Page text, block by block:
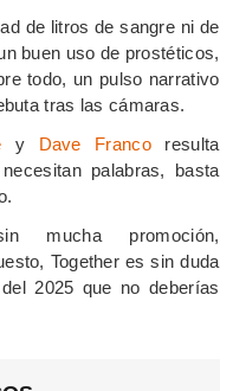
de litros de sangre ni de
buen uso de prostéticos,
todo, un pulso narrativo
tras las cámaras.
y Dave Francoresulta
palabras, basta
mucha promoción,
Together es sin duda
2025 que no deberías